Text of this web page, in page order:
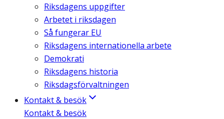
Riksdagens uppgifter
Arbetet i riksdagen
Så fungerar EU
Riksdagens internationella arbete
Demokrati
Riksdagens historia
Riksdagsförvaltningen
Kontakt & besök
Kontakt & besök